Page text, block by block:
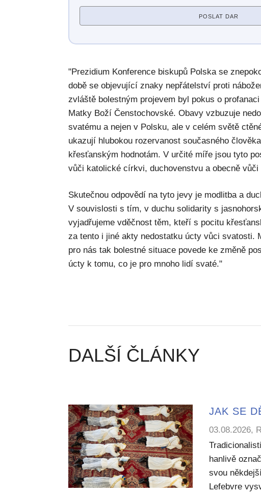
POSLAT DAR
"Prezidium Konference biskupů Polska se
době se objevující znaky nepřátelství proti
zvláště bolestným projevem byl pokus o
Matky Boží Čenstochovské. Obavy vzbuzuje
svatému a nejen v Polsku, ale v celém světě
ukazují hlubokou rozervanost současného
křesťanským hodnotám. V určité míře jsou tyto
vůči katolické církvi, duchovenstvu a obecně
Skutečnou odpovědí na tyto jevy je modlitba a
V souvislosti s tím, v duchu solidarity s
vyjadřujeme vděčnost těm, kteří s pocitu
za tento i jiné akty nedostatku úcty vůci svatosti.
pro nás tak bolestné situace povede ke změně
úcty k tomu, co je pro mnoho lidí svaté."
DALŠÍ ČLÁNKY
JAK SE
03.08.2026,
hanlivě
svou
Lefebvre